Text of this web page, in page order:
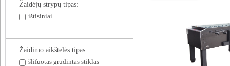
Žaidėjų strypų tipas:
ištisiniai
Žaidimo aikštelės tipas:
šlifuotas grūdintas stiklas